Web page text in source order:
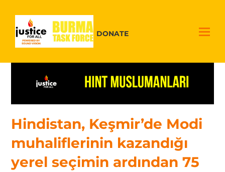
DONATE
Hindistan, Keşmir’de Modi
muhaliflerinin kazandığı
yerel seçimin ardından 75